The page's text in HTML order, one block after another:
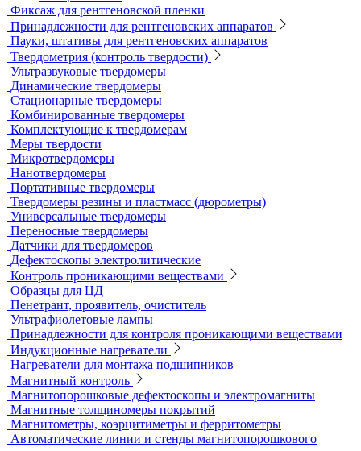
Эталоны чувствительности канавочные (ЭЧК)
Резаки
Рентгеновская плёнка
Рентгеновские аппараты постоянного действия
Усиливающие экраны
Химреактивы
Фиксаж для рентгеновской пленки
Принадлежности для рентгеновских аппаратов
Пауки, штативы для рентгеновских аппаратов
Твердометрия (контроль твердости)
Ультразвуковые твердомеры
Динамические твердомеры
Стационарные твердомеры
Комбинированные твердомеры
Комплектующие к твердомерам
Меры твердости
Микротвердомеры
Нанотвердомеры
Портативные твердомеры
Твердомеры резины и пластмасс (дюрометры)
Универсальные твердомеры
Переносные твердомеры
Датчики для твердомеров
Дефектоскопы электролитические